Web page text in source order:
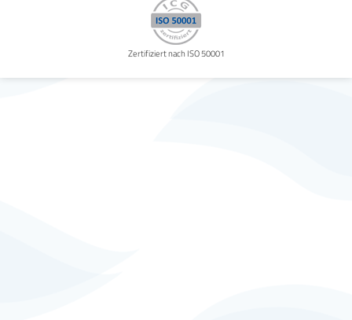
Zertifiziert nach ISO 50001